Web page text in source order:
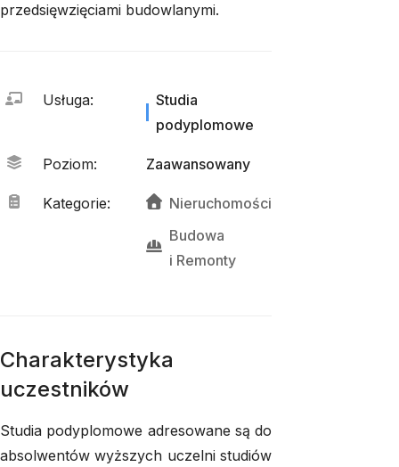
przedsięwzięciami budowlanymi.
Usługa:
Studia
podyplomowe
Poziom: Zaawansowany
Kategorie:
Nieruchomości
Budowa
i Remonty
Charakterystyka
uczestników
Studia podyplomowe adresowane są do
absolwentów wyższych uczelni studiów